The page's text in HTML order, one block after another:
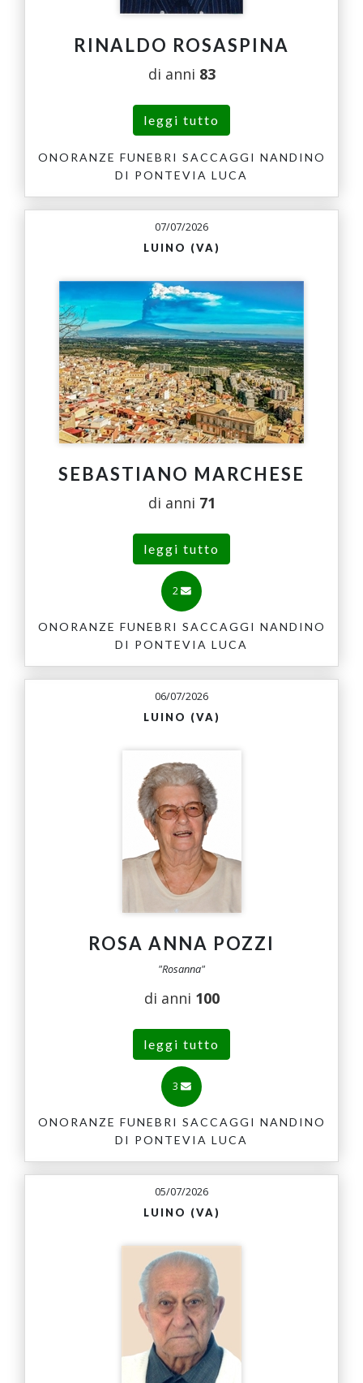
RINALDO ROSASPINA
di anni 83
leggi tutto
ONORANZE FUNEBRI SACCAGGI NANDINO
DI PONTEVIA LUCA
07/07/2026
LUINO (VA)
SEBASTIANO MARCHESE
di anni 71
leggi tutto
2
ONORANZE FUNEBRI SACCAGGI NANDINO
DI PONTEVIA LUCA
06/07/2026
LUINO (VA)
ROSA ANNA POZZI
"Rosanna"
di anni 100
leggi tutto
3
ONORANZE FUNEBRI SACCAGGI NANDINO
DI PONTEVIA LUCA
05/07/2026
LUINO (VA)